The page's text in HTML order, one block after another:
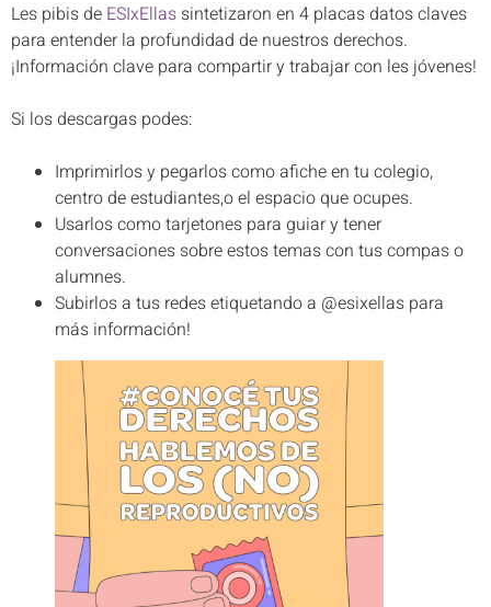
Les pibis de ESIxEllas sintetizaron en 4 placas datos claves
para entender la profundidad de nuestros derechos.
¡Información clave para compartir y trabajar con les jóvenes!
Si los descargas podes:
Imprimirlos y pegarlos como afiche en tu colegio,
centro de estudiantes,o el espacio que ocupes.
Usarlos como tarjetones para guiar y tener
conversaciones sobre estos temas con tus compas o
alumnes.
Subirlos a tus redes etiquetando a @esixellas para
más información!